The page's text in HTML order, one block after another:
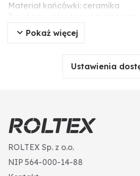
Materiał końcówki: ceramika
Kąt oprysku: 60°
Obudowa - materiał: tworzywo
powlekana tworzywem
ciśnienia od 5 do 15 barów
Pokaż więcej
Ustawienia
ROLTEX Sp. z o.o.
NIP 564-000-14-88